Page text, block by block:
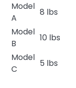
Model
A
8 lbs
Model
B
10 lbs
Model
C
5 lbs